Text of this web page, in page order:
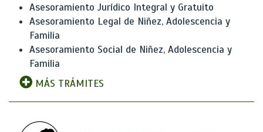
Asesoramiento Jurídico Integral y Gratuito
Asesoramiento Legal de Niñez, Adolescencia y
Familia
Asesoramiento Social de Niñez, Adolescencia y
Familia
MÁS TRÁMITES